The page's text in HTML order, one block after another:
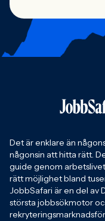
Det är enklare än
någonsin att hitta rätt.
guide genom
rätt möjlighet bland
JobbSafari är en del av
största jobbsökmotor